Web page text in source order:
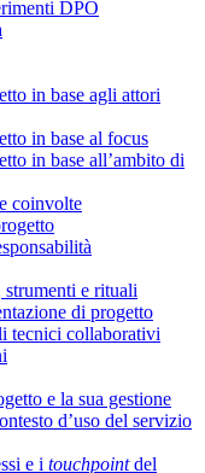
DPO
in base agli attori
in base al focus
in base all’ambito di
coinvolte
e rituali
di progetto
tecnici collaborativi
e la sua gestione
d’uso del servizio
e i touchpointdel